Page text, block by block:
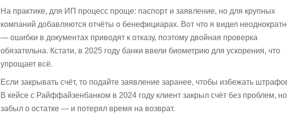
На практике, для ИП процесс проще: паспорт и заявление, но для крупных
компаний добавляются отчёты о бенефициарах. Вот что я видел
— ошибки в документах приводят к отказу, поэтому двойная проверка
обязательна. Кстати, в 2025 году банки ввели биометрию для ускорения, что
упрощает всё.
Если закрывать счёт, то подайте заявление заранее, чтобы избежать
В кейсе с Райффайзенбанком в 2024 году клиент закрыл счёт без проблем, но
забыл о остатке — и потерял время на возврат.